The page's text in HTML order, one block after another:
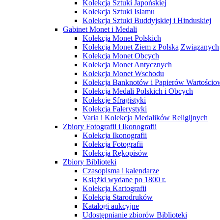
Kolekcja Sztuki Japońskiej
Kolekcja Sztuki Islamu
Kolekcja Sztuki Buddyjskiej i Hinduskiej
Gabinet Monet i Medali
Kolekcja Monet Polskich
Kolekcja Monet Ziem z Polską Związanych
Kolekcja Monet Obcych
Kolekcja Monet Antycznych
Kolekcja Monet Wschodu
Kolekcja Banknotów i Papierów
Kolekcja Medali Polskich i Obcych
Kolekcje Sfragistyki
Kolekcja Falerystyki
Varia i Kolekcja Medalików Religijnych
Zbiory Fotografii i Ikonografii
Kolekcja Ikonografii
Kolekcja Fotografii
Kolekcja Rękopisów
Zbiory Biblioteki
Czasopisma i kalendarze
Książki wydane po 1800 r.
Kolekcja Kartografii
Kolekcja Starodruków
Katalogi aukcyjne
Udostępnianie zbiorów Biblioteki